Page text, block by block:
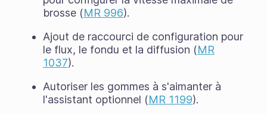
brosse (MR 996).
Ajout de raccourci de configuration pour
le flux, le fondu et la diffusion (MR
1037).
Autoriser les gommes à s'aimanter à
l'assistant optionnel (MR 1199).